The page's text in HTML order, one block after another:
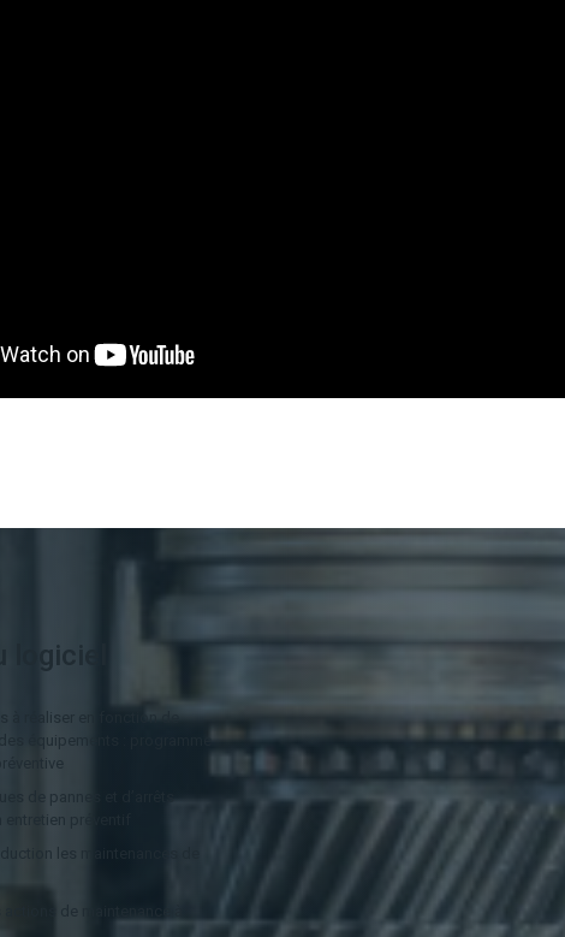
logiciel
à réaliser en fonction de
des équipements : programme
de pannes et d’arrêts
entretien préventif
les maintenances de
actions de maintenance à